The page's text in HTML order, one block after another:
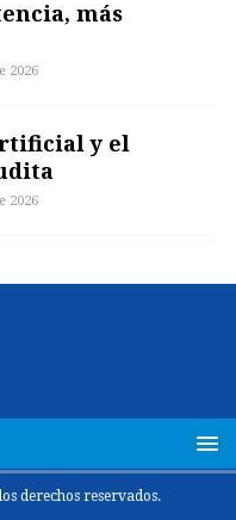
más
2026
y el
2026
derechos reservados.